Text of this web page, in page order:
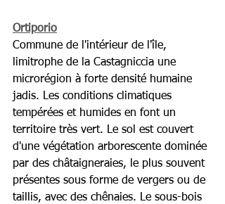
Ortiporio
Commune de l'intérieur de l'île,
limitrophe de la Castagniccia une
microrégion à forte densité humaine
jadis. Les conditions climatiques
tempérées et humides en font un
territoire très vert. Le sol est couvert
d'une végétation arborescente dominée
par des châtaigneraies, le plus souvent
présentes sous forme de vergers ou de
taillis, avec des chênaies. Le sous-bois